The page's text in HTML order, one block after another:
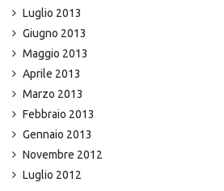
Luglio 2013
Giugno 2013
Maggio 2013
Aprile 2013
Marzo 2013
Febbraio 2013
Gennaio 2013
Novembre 2012
Luglio 2012